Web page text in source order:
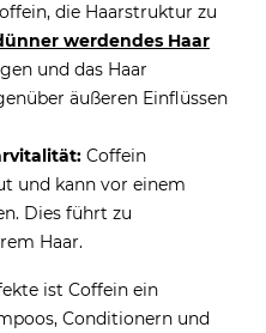
die Haarstruktur zu
werdendes Haar
und das Haar
äußeren Einflüssen
Coffein
und kann vor einem
Dies führt zu
Haar.
ist Coffein ein
Conditionern und